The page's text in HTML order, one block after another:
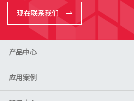
现在联系我们
产品中心
应用案例